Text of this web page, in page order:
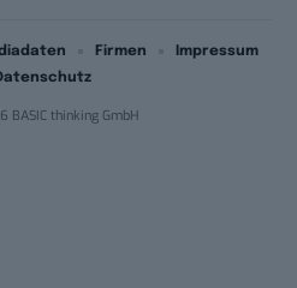
thinking GmbH
Firmen
Impressum